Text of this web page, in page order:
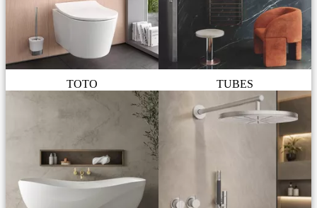
TOTO TUBES